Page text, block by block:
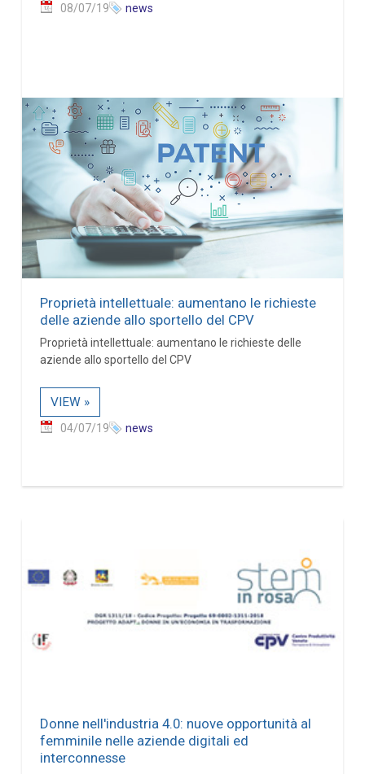
08/07/19 news
Proprietà intellettuale: aumentano le richieste
delle aziende allo sportello del CPV
Proprietà intellettuale: aumentano le richieste delle
aziende allo sportello del CPV
VIEW »
04/07/19 news
Donne nell'industria 4.0: nuove opportunità al
femminile nelle aziende digitali ed
interconnesse